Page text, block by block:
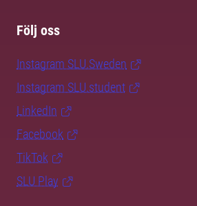
Följ oss
Instagram SLU.Sweden
Instagram SLU.student
LinkedIn
Facebook
TikTok
SLU Play